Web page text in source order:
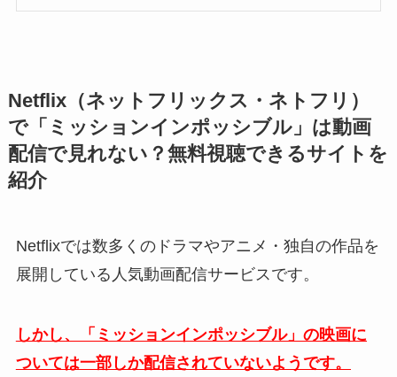
Netflix（ネットフリックス・ネトフリ）
で「ミッションインポッシブル」は動画
配信で見れない？無料視聴できるサイトを
紹介
Netflixでは数多くのドラマやアニメ・独自の作品を
展開している人気動画配信サービスです。
しかし、「ミッションインポッシブル」の映画に
ついては一部しか配信されていないようです。